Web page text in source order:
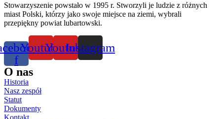
Stowarzyszenie powstało w 1995 r. Stworzyli je ludzie z różnych
miast Polski, którzy jako swoje miejsce na ziemi, wybrali
przepiękny powiat lubartowski.
f
YoutubeYoutubeInstagram
O nas
Historia
Nasz zespół
Statut
Dokumenty